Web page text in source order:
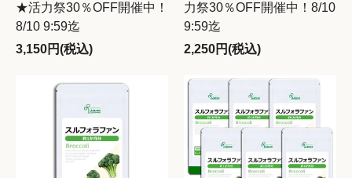
★活力祭30％OFF開催中！
8/10 9:59迄
3,150円(税込)
力祭30％OFF開催中！8/10
9:59迄
2,250円(税込)